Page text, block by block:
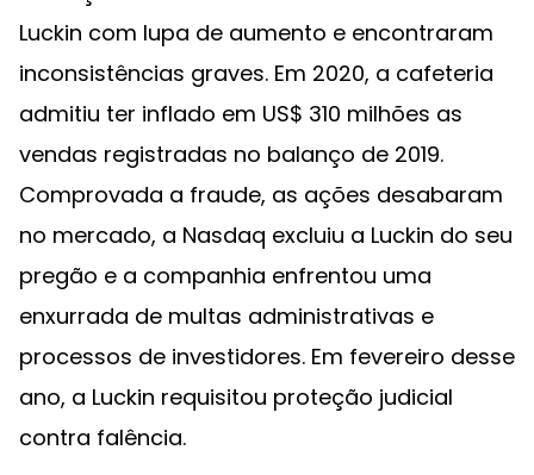
Luckin com lupa de aumento e encontraram
inconsistências graves. Em 2020, a cafeteria
admitiu ter inflado em US$ 310 milhões as
vendas registradas no balanço de 2019.
Comprovada a fraude, as ações desabaram
no mercado, a Nasdaq excluiu a Luckin do seu
pregão e a companhia enfrentou uma
enxurrada de multas administrativas e
processos de investidores. Em fevereiro desse
ano, a Luckin requisitou proteção judicial
contra falência.